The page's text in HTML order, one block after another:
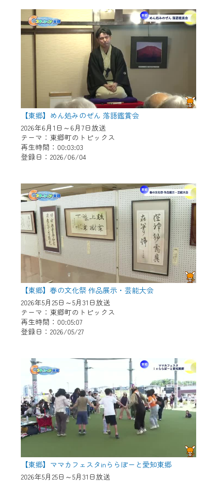
【東郷】めん処みのぜん 落語鑑賞会
2026年6月1日～6月7日放送
テーマ：東郷町のトピックス
再生時間：00:03:03
登録日：2026/06/04
【東郷】春の文化祭 作品展示・芸能大会
2026年5月25日～5月31日放送
テーマ：東郷町のトピックス
再生時間：00:05:07
登録日：2026/05/27
【東郷】ママカフェスタinららぽーと愛知東郷
2026年5月25日～5月31日放送
作業の間は、CCNetWebTVの画面が「メン
テナンス中」になり、ご利用いただけませ
ん。
ご不便をおかけいたしますが、ご了承の程
よろしくお願いいたします。